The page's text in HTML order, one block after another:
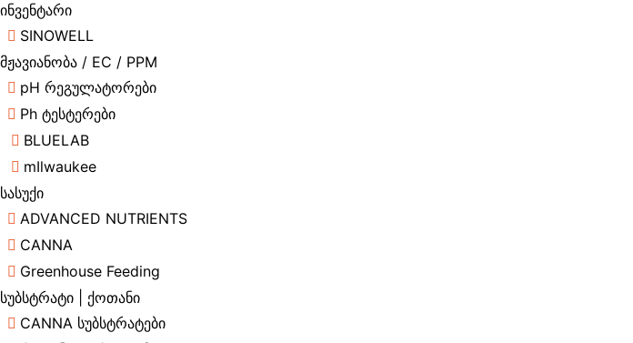
ინვენტარი
SINOWELL
მჟავიანობა / EC / PPM
pH რეგულატორები
Ph ტესტერები
BLUELAB
mIlwaukee
სასუქი
ADVANCED NUTRIENTS
CANNA
Greenhouse Feeding
სუბსტრატი | ქოთანი
CANNA სუბსტრატები